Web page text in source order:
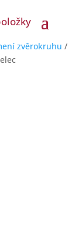
zvěrokruhu /